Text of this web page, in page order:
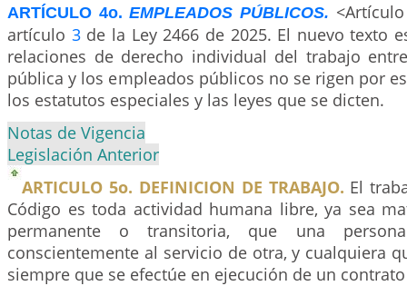
ARTÍCULO 4o.EMPLEADOS PÚBLICOS.
artículo 3de la Ley 2466 de 2025. El nuevo texto
relaciones de derecho individual del trabajo
pública y los empleados públicos no se rigen por
los estatutos especiales y las leyes que se dicten.
Notas de Vigencia
Legislación Anterior
ARTICULO 5o. DEFINICION DE TRABAJO. El
Código es toda actividad humana libre, ya sea
permanente o transitoria, que una
conscientemente al servicio de otra, y cualquiera
siempre que se efectúe en ejecución de un